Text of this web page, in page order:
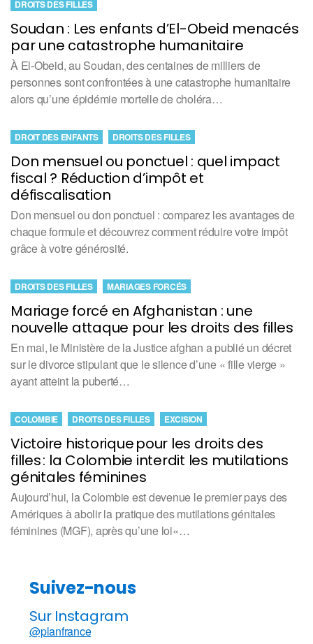
Soudan : Les enfants d’El-Obeid menacés
par une catastrophe humanitaire
DROITS DES FILLES
À El-Obeid, au Soudan, des centaines de milliers de
personnes sont confrontées à une catastrophe humanitaire
alors qu’une épidémie mortelle de choléra…
Don mensuel ou ponctuel : quel impact
fiscal ? Réduction d’impôt et
défiscalisation
DROIT DES ENFANTS DROITS DES FILLES
Don mensuel ou don ponctuel : comparez les avantages de
chaque formule et découvrez comment réduire votre impôt
grâce à votre générosité.
Mariage forcé en Afghanistan : une
nouvelle attaque pour les droits des filles
DROITS DES FILLES MARIAGES FORCÉS
En mai, le Ministère de la Justice afghan a publié un décret
sur le divorce stipulant que le silence d’une « fille vierge »
ayant atteint la puberté…
Victoire historique pour les droits des
filles : la Colombie interdit les mutilations
génitales féminines
COLOMBIE DROITS DES FILLES EXCISION
Aujourd’hui, la Colombie est devenue le premier pays des
Amériques à abolir la pratique des mutilations génitales
féminines (MGF), après qu’une loi«…
Suivez-nous
Sur Instagram
@planfrance